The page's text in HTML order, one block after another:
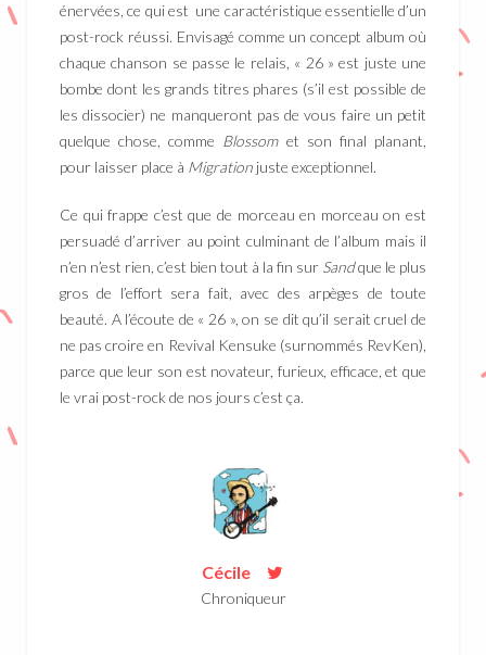
énervées, ce qui est une caractéristique essentielle d’un
post-rock réussi. Envisagé comme un concept album où
chaque chanson se passe le relais, « 26 » est juste une
bombe dont les grands titres phares (s’il est possible de
les dissocier) ne manqueront pas de vous faire un petit
quelque chose, comme Blossom et son final planant,
pour laisser place à Migration juste exceptionnel.
Ce qui frappe c’est que de morceau en morceau on est
persuadé d’arriver au point culminant de l’album mais il
n’en n’est rien, c’est bien tout à la fin sur Sandque le plus
gros de l’effort sera fait, avec des arpèges de toute
beauté. A l’écoute de « 26 », on se dit qu’il serait cruel de
ne pas croire en Revival Kensuke (surnommés RevKen),
parce que leur son est novateur, furieux, efficace, et que
le vrai post-rock de nos jours c’est ça.
Cécile
Chroniqueur